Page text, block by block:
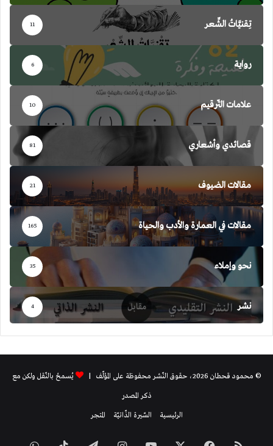
تِقنيَّاتُ الشِّعر 11
رواية 6
علامات التّرقيم 10
قصائدي وأشعاري 81
مقالات الضيوف 21
مقالات في العمارة والأدب والحياة 165
نحو وإملاء 35
نشر 4
© محمود قحطان 2026، حقوق النّشر محفوظة على المؤلّف |
يُسمحُ بالنّقل ولكن مع
ذكر المصدر
الرئيسية
السّيرة الذّاتيّة المتجر